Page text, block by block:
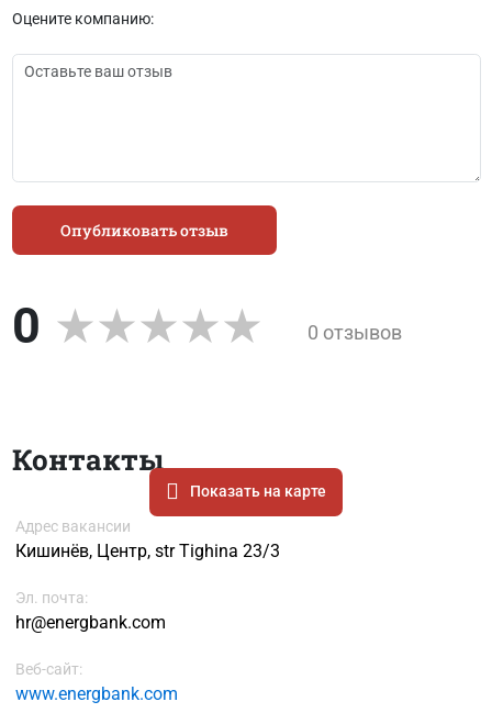
Оцените компанию:
Опубликовать отзыв
0 0 отзывов
Контакты
Показать на карте
Адрес вакансии
Кишинёв, Центр, str Tighina 23/3
Эл. почта:
hr@energbank.com
Веб-сайт:
www.energbank.com